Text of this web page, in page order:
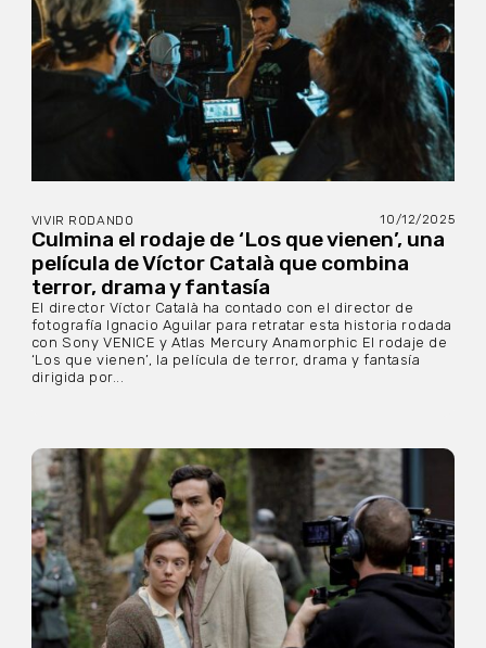
VIVIR RODANDO 10/12/2025
Culmina el rodaje de ‘Los que vienen’, una
película de Víctor Català que combina
terror, drama y fantasía
El director Víctor Català ha contado con el director de
fotografía Ignacio Aguilar para retratar esta historia rodada
con Sony VENICE y Atlas Mercury Anamorphic El rodaje de
‘Los que vienen’, la película de terror, drama y fantasía
dirigida por...